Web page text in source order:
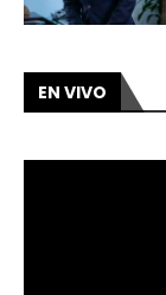
EN VIVO